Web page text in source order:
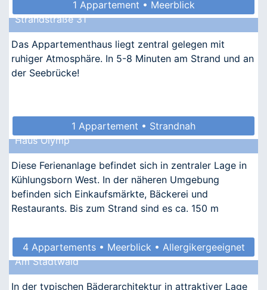
1 Appartement • Meerblick
Strandstraße 31
Das Appartementhaus liegt zentral gelegen mit
ruhiger Atmosphäre. In 5-8 Minuten am Strand und an
der Seebrücke!
1 Appartement • Strandnah
Haus Olymp
Diese Ferienanlage befindet sich in zentraler Lage in
Kühlungsborn West. In der näheren Umgebung
befinden sich Einkaufsmärkte, Bäckerei und
Restaurants. Bis zum Strand sind es ca. 150 m
4 Appartements • Meerblick • Allergikergeeignet
Am Stadtwald
In der typischen Bäderarchitektur in attraktiver Lage